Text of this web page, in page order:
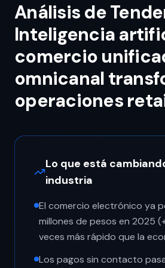
Análisis de
Inteligencia
comercio
omnicanal
operaciones
Lo que está
industria
El comercio electrónico ya
millones de pesos en 2025
veces más rápido que la
Los pagos sin contacto